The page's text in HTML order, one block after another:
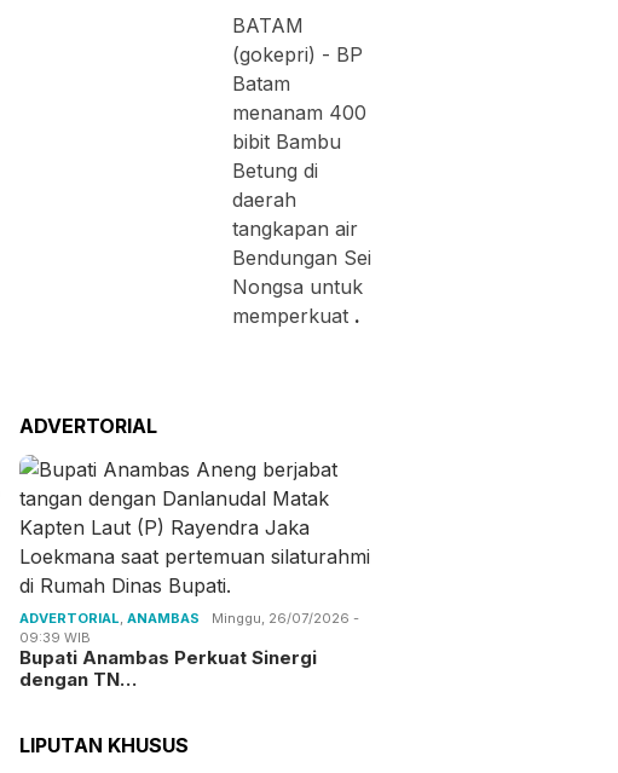
BATAM
(gokepri) - BP
Batam
menanam 400
bibit Bambu
Betung di
daerah
tangkapan air
Bendungan Sei
Nongsa untuk
memperkuat .
ADVERTORIAL
ADVERTORIAL,ANAMBAS
Minggu, 26/07/2026 -
09:39 WIB
Bupati Anambas Perkuat Sinergi
dengan TN…
LIPUTAN KHUSUS